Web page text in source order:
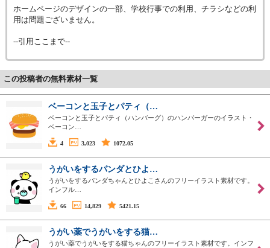
ホームページのデザインの一部、学校行事での利用、チラシなどの利
用は問題ございません。
--引用ここまで--
この投稿者の無料素材一覧
ベーコンと玉子とパティ（…
ベーコンと玉子とパティ（ハンバーグ）のハンバーガーのイラスト・
ベーコン…
4 3,023 1072.05
うがいをするパンダとひよ…
うがいをするパンダちゃんとひよこさんのフリーイラスト素材です。
インフル…
66 14,829 5421.15
うがい薬でうがいをする猫…
うがい薬でうがいをする猫ちゃんのフリーイラスト素材です。インフ